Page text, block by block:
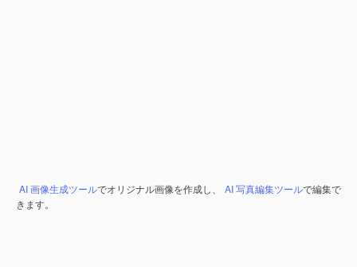
AI 画像生成ツールでオリジナル画像を作成し、 AI 写真編集ツールで編集で
きます。